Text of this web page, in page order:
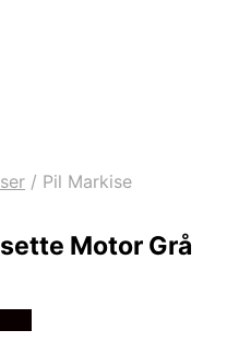
/ Pil Markise
Motor Grå